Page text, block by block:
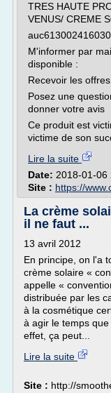
TRES HAUTE
VENUS/ CREME
M'informer par
disponible :
Recevoir les
Posez une
donner votre avis
Ce produit est
victime de son
Lire la suite
Date: 2018-01-06
Site : https://
La crème
il ne faut ...
13 avril 2012
En principe, on l'a
crème solaire «
appelle «
distribuée par les
à la cosmétique
à agir le temps
effet, ça peut...
Lire la suite
Site : http://